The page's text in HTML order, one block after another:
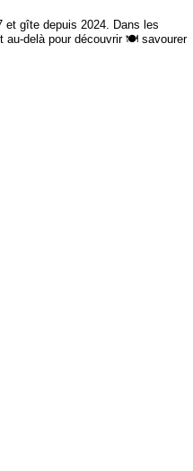
et gîte depuis 2024. Dans les
au-delà pour découvrir 🍽️ savourer